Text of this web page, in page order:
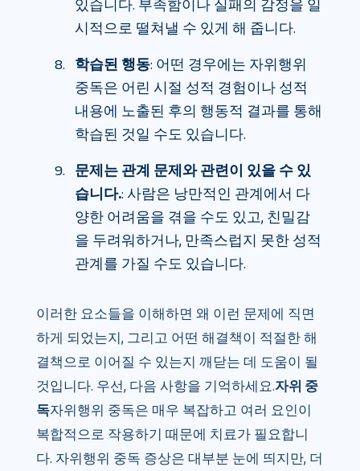
있습니다. 부족함이나 실패의 감정을 일
시적으로 떨쳐낼 수 있게 해 줍니다.
학습된 행동: 어떤 경우에는 자위행위
중독은 어린 시절 성적 경험이나 성적
내용에 노출된 후의 행동적 결과를 통해
학습된 것일 수도 있습니다.
문제는 관계 문제와 관련이 있을 수 있
습니다.: 사람은 낭만적인 관계에서 다
양한 어려움을 겪을 수도 있고, 친밀감
을 두려워하거나, 만족스럽지 못한 성적
관계를 가질 수도 있습니다.
이러한 요소들을 이해하면 왜 이런 문제에 직면
하게 되었는지, 그리고 어떤 해결책이 적절한 해
결책으로 이어질 수 있는지 깨닫는 데 도움이 될
것입니다. 우선, 다음 사항을 기억하세요.자위 중
독자위행위 중독은 매우 복잡하고 여러 요인이
복합적으로 작용하기 때문에 치료가 필요합니
다. 자위행위 중독 증상은 대부분 눈에 띄지만, 더